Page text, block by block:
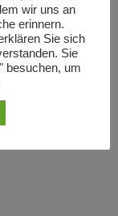
wir uns an
erinnern.
Sie sich
Sie
besuchen, um